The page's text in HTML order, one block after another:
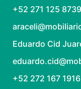
+52 271 125 8739
Eduardo Cid
+52 272 167 1916